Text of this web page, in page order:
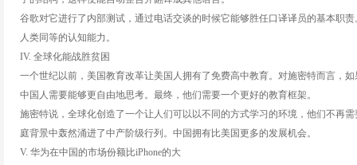
谷歌对它进行了内部测试，通过电话交谈的时候它能够胜任口译译员的基本职
人类同等的认知能力。
IV. 全球化能战胜贫困
一个世纪以前，美国教育改革让美国人拥有了免费高中教育。对施密特而言，
中国人需要能够更自由地思考。最终，他们需要一个更好的教育框架。
施密特说，全球化创造了一个让人们可以以不同的方式学习的环境，他们不再
庭背景中轰然涌进了中产阶级行列。中国拥有比美国更多的发展机会。
V. 华为在中国的市场份额比iPhone的大